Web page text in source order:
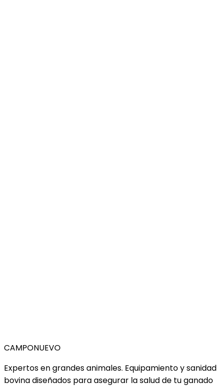
CAMPONUEVO
Expertos en grandes animales. Equipamiento y sanidad
bovina diseñados para asegurar la salud de tu ganado